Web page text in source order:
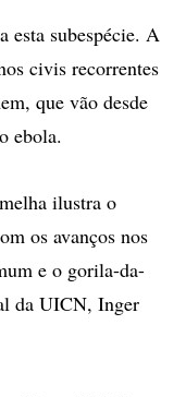
esta subespécie. A
civis recorrentes
que vão desde
ebola.
ilustra o
os avanços nos
e o gorila-da-
da UICN, Inger